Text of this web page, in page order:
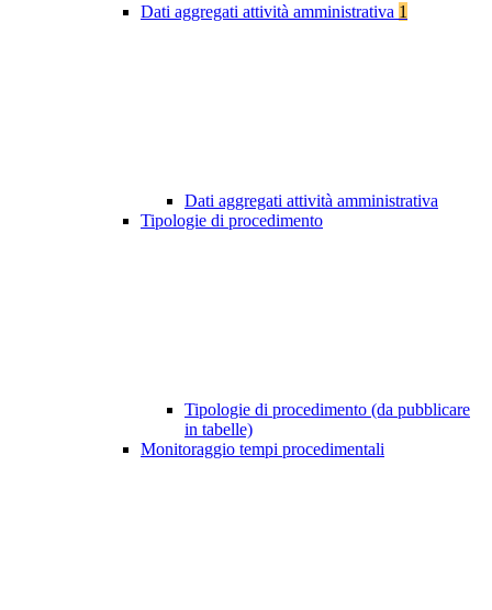
Dati aggregati attività amministrativa 1
Dati aggregati attività amministrativa
Tipologie di procedimento
Tipologie di procedimento (da pubblicare
in tabelle)
Monitoraggio tempi procedimentali